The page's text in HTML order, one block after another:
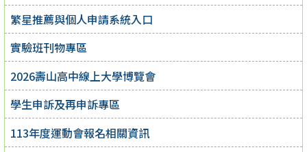
繁星推薦與個人申請系統入口
實驗班刊物專區
2026壽山高中線上大學博覽會
學生申訴及再申訴專區
113年度運動會報名相關資訊